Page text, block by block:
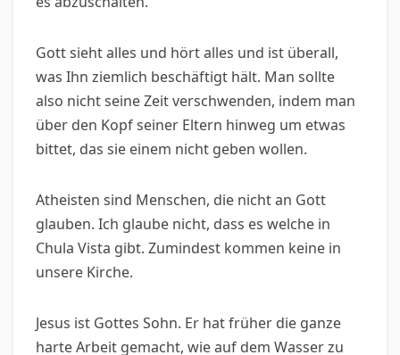
Gott sieht alles und hört alles und ist überall,
was Ihn ziemlich beschäftigt hält. Man sollte
also nicht seine Zeit verschwenden, indem man
über den Kopf seiner Eltern hinweg um etwas
bittet, das sie einem nicht geben wollen.
Atheisten sind Menschen, die nicht an Gott
glauben. Ich glaube nicht, dass es welche in
Chula Vista gibt. Zumindest kommen keine in
unsere Kirche.
Jesus ist Gottes Sohn. Er hat früher die ganze
harte Arbeit gemacht, wie auf dem Wasser zu